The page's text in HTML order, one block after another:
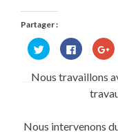
Partager :
Cliquez
pour
partager
Twitter(ouvre
Cliquez
pour
partager
sur
dans
une
Nous travaillons
Nous intervenons